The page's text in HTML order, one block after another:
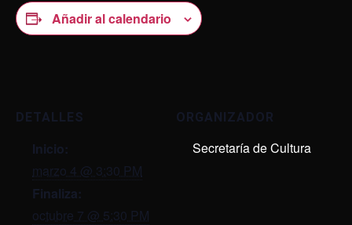
Añadir al calendario
DETALLES
Inicio:
marzo 4 @ 3:30 PM
Finaliza:
octubre 7 @ 5:30 PM
ORGANIZADOR
Secretaría de Cultura